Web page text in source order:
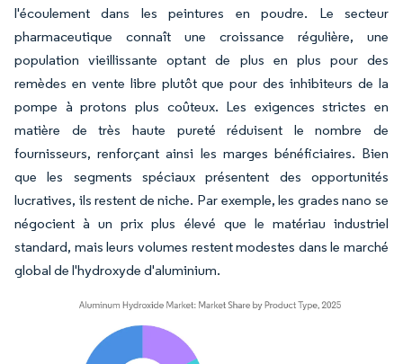
l'écoulement dans les peintures en poudre. Le secteur
pharmaceutique connaît une croissance régulière, une
population vieillissante optant de plus en plus pour des
remèdes en vente libre plutôt que pour des inhibiteurs de la
pompe à protons plus coûteux. Les exigences strictes en
matière de très haute pureté réduisent le nombre de
fournisseurs, renforçant ainsi les marges bénéficiaires. Bien
que les segments spéciaux présentent des opportunités
lucratives, ils restent de niche. Par exemple, les grades nano se
négocient à un prix plus élevé que le matériau industriel
standard, mais leurs volumes restent modestes dans le marché
global de l'hydroxyde d'aluminium.